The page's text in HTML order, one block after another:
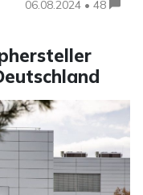
06.08.2024 • 48